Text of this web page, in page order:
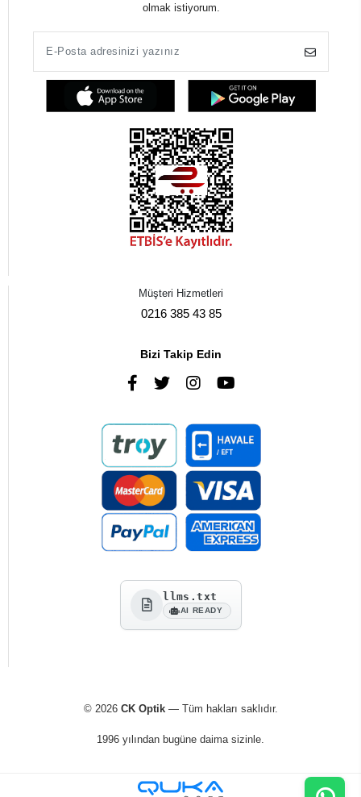
olmak istiyorum.
Müşteri Hizmetleri
0216 385 43 85
Bizi Takip Edin
llms.txt
AI READY
© 2026 CK Optik— Tüm hakları saklıdır.
1996 yılından bugüne daima sizinle.